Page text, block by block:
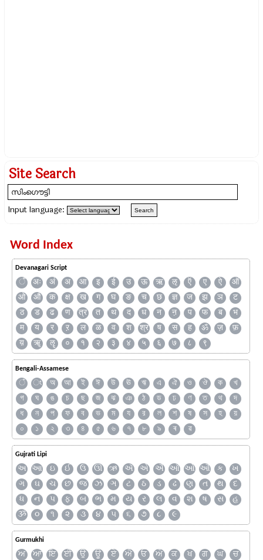
Site Search
Input language:
Word Index
Devanagari Script
ँ अः अं अ आ इ ई उ ऊ ऋ ऌ ऍ ए ऐ
ऑ
ओ
औ क क्ष ख ग घ ङ च छ ज्ञ ज झ ञ
ट
ठ
ड ढ ण त्र त थ द ध न ऩ प फ ब
भ
म
य र ऱ ल ळ व श श्र ष स ह ॐ ज़
फ़
य़
ॠ ॡ ० १ २ ३ ४ ५ ६ ७ ८ ९
Bengali-Assamese
ঁ ং অ আ ই ঈ উ ঊ ঋ এ ঐ ও ঔ ক
খ
গ
ঘ ঙ চ ছ জ ঝ ঞ ঠ ড ঢ ণ ত থ
দ
ধ
ন প ফ ব ভ ম য র ল শ ষ স হ
য়
০
১ ২ ৩ ৪ ৫ ৬ ৭ ৮ ৯ ৰ ৱ
Gujrati Lipi
અ આ ઇ ઈ ઉ ઊ ઋ ઍ એ ઐ ઑ ઓ ઔ ક
ખ
ગ
ઘ ચ છ જ ઝ ઞ ટ ઠ ડ ઢ ણ ત થ
દ
ધ
ન પ ફ બ ભ મ ય ર લ વ શ ષ સ
હ
ૐ
૦ ૧ ૨ ૩ ૪ ૫ ૬ ૭ ૮ ૯
Gurmukhi
ਅ ਆ ਇ ਈ ਉ ਊ ਏ ਐ ਓ ਔ ਕ ਖ ਗ ਘ
ਚ